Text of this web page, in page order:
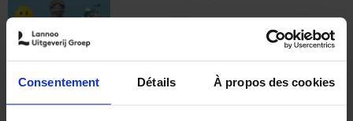
Consentement Détails À propos des cookies
€37,50